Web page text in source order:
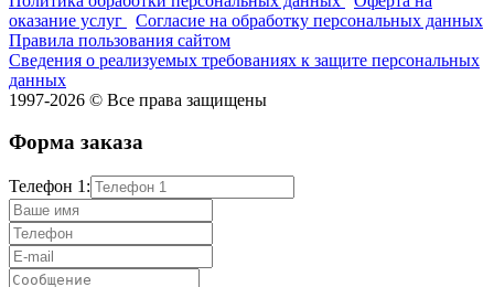
оказание услуг
Согласие на обработку персональных данных
Правила пользования сайтом
Сведения о реализуемых требованиях к защите персональных
данных
1997-2026 © Все права защищены
Форма заказа
Телефон 1: